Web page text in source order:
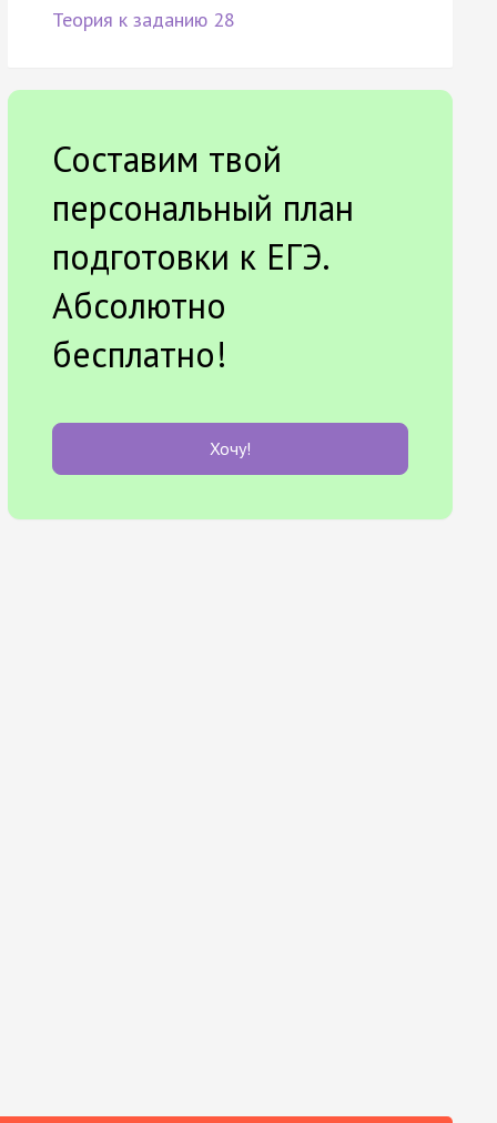
Теория к заданию 28
Составим твой
персональный план
подготовки к ЕГЭ.
Абсолютно
бесплатно!
Хочу!